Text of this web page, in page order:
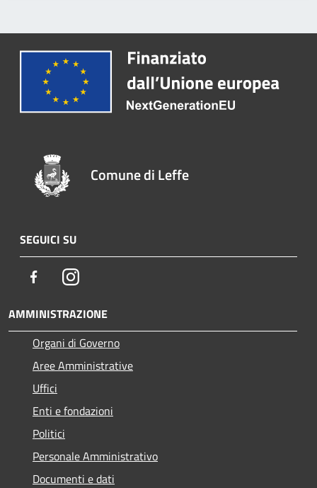
Comune di Leffe
SEGUICI SU
FacebookInstagram
AMMINISTRAZIONE
Organi di Governo
Aree Amministrative
Uffici
Enti e fondazioni
Politici
Personale Amministrativo
Documenti e dati